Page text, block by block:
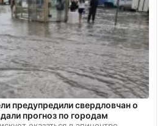
предупредили свердловчан о
прогноз по городам